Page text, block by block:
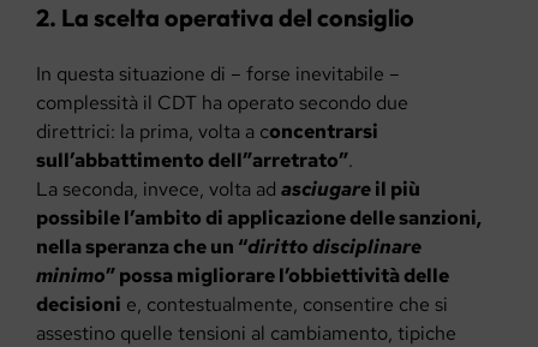
2. La scelta operativa del consiglio
In questa situazione di – forse inevitabile –
complessità il CDT ha operato secondo due
direttrici: la prima, volta a concentrarsi
sull’abbattimento dell”arretrato”.
La seconda, invece, volta ad asciugareil più
possibile l’ambito di applicazione delle sanzioni,
nella speranza che un “diritto disciplinare
minimo” possa migliorare l’obbiettività delle
decisioni e, contestualmente, consentire che si
assestino quelle tensioni al cambiamento, tipiche